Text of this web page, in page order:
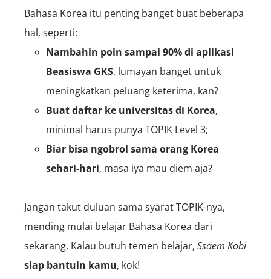
Bahasa Korea itu penting banget buat beberapa
hal, seperti:
Nambahin poin sampai 90% di aplikasi
Beasiswa GKS, lumayan banget untuk
meningkatkan peluang keterima, kan?
Buat daftar ke universitas di Korea,
minimal harus punya TOPIK Level 3;
Biar bisa ngobrol sama orang Korea
sehari-hari, masa iya mau diem aja?
Jangan takut duluan sama syarat TOPIK-nya,
mending mulai belajar Bahasa Korea dari
sekarang. Kalau butuh temen belajar, Ssaem Kobi
siap bantuin kamu, kok!